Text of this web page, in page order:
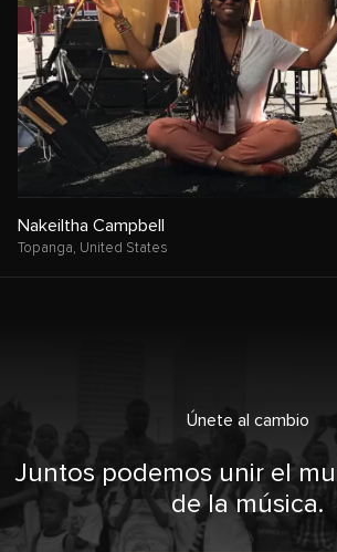
Nakeiltha Campbell
Topanga, United States
Únete al cambio
Juntos podemos unir el
de la música.